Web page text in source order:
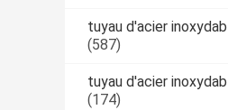
tuyau d'acier
(587)
tuyau d'acier
(174)